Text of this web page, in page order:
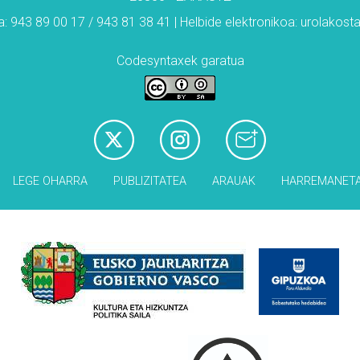
943 89 00 17 / 943 81 38 41 | Helbide elektronikoa:
Codesyntaxek garatua
LEGE OHARRA PUBLIZITATEA ARAUAK